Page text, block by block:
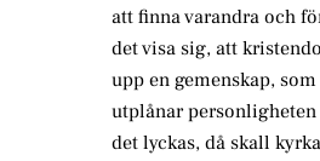
att finna varandra och
det visa sig, att
upp en gemenskap,
utplånar
det lyckas, då skall